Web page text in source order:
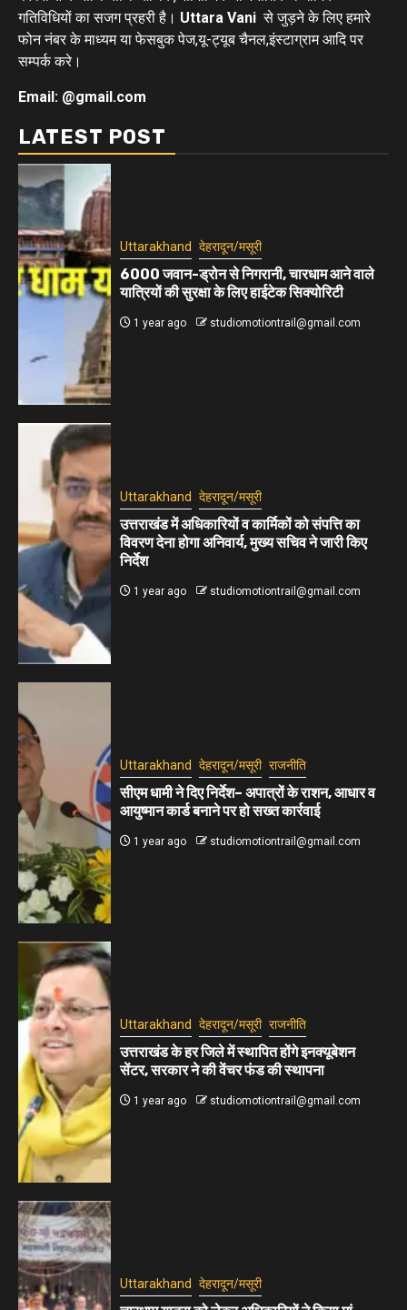
गतिविधियों का सजग प्रहरी है। Uttara Vani से जुड़ने के लिए हमारे
फोन नंबर के माध्यम या फेसबुक पेज,यू-ट्यूब चैनल,इंस्टाग्राम आदि पर
सम्पर्क करे।
Email: @gmail.com
LATEST POST
Uttarakhand देहरादून/मसूरी
6000 जवान-ड्रोन से निगरानी, चारधाम आने वाले
यात्रियों की सुरक्षा के लिए हाईटेक सिक्योरिटी
1 year ago studiomotiontrail@gmail.com
Uttarakhand देहरादून/मसूरी
उत्तराखंड में अधिकारियों व कार्मिकों को संपत्ति का
विवरण देना होगा अनिवार्य, मुख्य सचिव ने जारी किए
निर्देश
1 year ago studiomotiontrail@gmail.com
Uttarakhand देहरादून/मसूरी राजनीति
सीएम धामी ने दिए निर्देश– अपात्रों के राशन, आधार व
आयुष्मान कार्ड बनाने पर हो सख्त कार्रवाई
1 year ago studiomotiontrail@gmail.com
Uttarakhand देहरादून/मसूरी राजनीति
उत्तराखंड के हर जिले में स्थापित होंगे इनक्यूबेशन
सेंटर, सरकार ने की वेंचर फंड की स्थापना
1 year ago studiomotiontrail@gmail.com
Uttarakhand देहरादून/मसूरी